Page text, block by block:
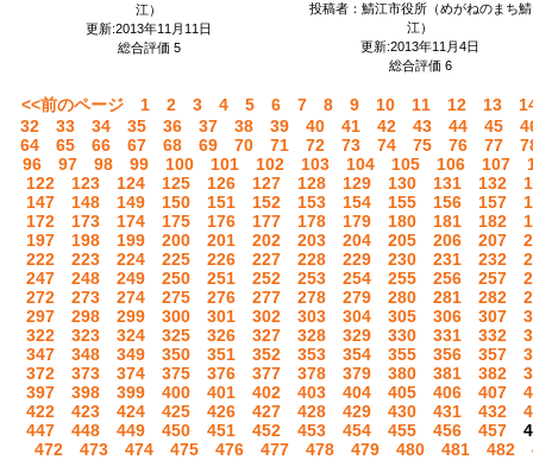
江）
更新:2013年11月11日
総合評価 5
投稿者：鯖江市役所（めがねのまち鯖
江）
更新:2013年11月4日
総合評価 6
<<前のページ 1 2 3 4 5 6 7 8 9 10 11 12 13
32
33 34 35 36 37 38 39 40 41 42 43 44 45
64
65 66 67 68 69 70 71 72 73 74 75 76 77
96
97 98 99 100 101 102 103 104 105 106 107
122
123 124 125 126 127 128 129 130 131 132
147
148 149 150 151 152 153 154 155 156 157
172
173 174 175 176 177 178 179 180 181 182
197
198 199 200 201 202 203 204 205 206 207
222
223 224 225 226 227 228 229 230 231 232
247
248 249 250 251 252 253 254 255 256 257
272
273 274 275 276 277 278 279 280 281 282
297
298 299 300 301 302 303 304 305 306 307
322
323 324 325 326 327 328 329 330 331 332
347
348 349 350 351 352 353 354 355 356 357
372
373 374 375 376 377 378 379 380 381 382
397
398 399 400 401 402 403 404 405 406 407
422
423 424 425 426 427 428 429 430 431 432
447
448 449 450 451 452 453 454 455 456 457
472
473 474 475 476 477 478 479 480 481 482